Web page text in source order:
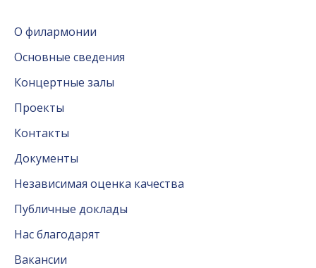
О филармонии
Основные сведения
Концертные залы
Проекты
Контакты
Документы
Независимая оценка качества
Публичные доклады
Нас благодарят
Вакансии